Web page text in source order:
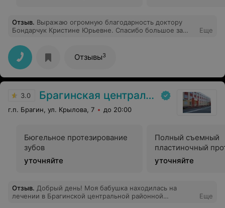
Отзыв. Выражаю огромную благодарность доктору
Бондарчук Кристине Юрьевне. Спасибо большое за
внимание, заботу и доброту. У нее очень легкие и
добрые руки. В момент отчаяния и боли облегчила
страдания моей дочери Виктории. Кристина Юрьевна –
доктор от Бога. Побольше бы таких врачей. Прошу
руководство клиники объявить ей благодарность и по
Еще
Отзывы3
3.0 Брагинская центральная районная больница
г.п. Брагин, ул. Крылова, 7 до 20:00
Бюгельное протезирование
зубов
уточняйте
Полный съемный
пластиночный
уточняйте
Отзыв. Добрый день! Моя бабушка находилась на
лечении в Брагинской центральной районной
Еще